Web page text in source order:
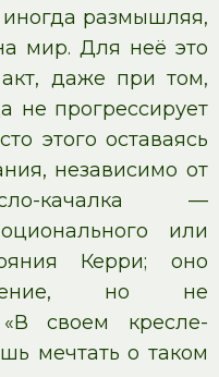
иногда размышляя,
мир. Для неё это
даже при том,
не прогрессирует
этого оставаясь
независимо от
качалка —
или
Керри; оно
но не
своем кресле-
мечтать о таком